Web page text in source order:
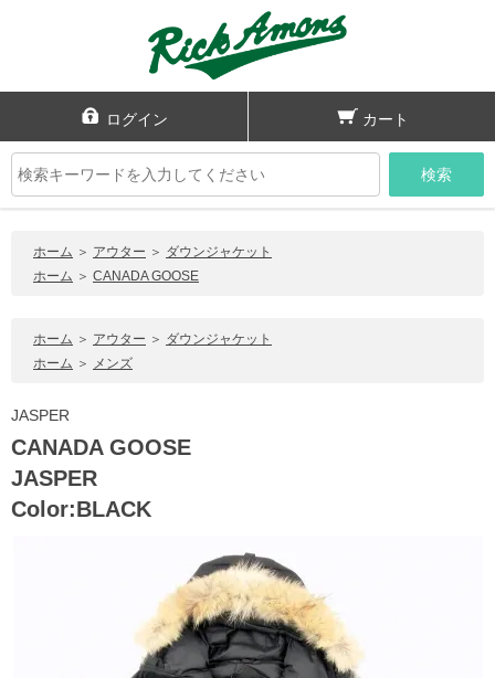
ログイン カート
検索
ホーム ＞ アウター ＞ ダウンジャケット
ホーム ＞ CANADA GOOSE
ホーム ＞ アウター ＞ ダウンジャケット
ホーム ＞ メンズ
JASPER
CANADA GOOSE
JASPER
Color:BLACK